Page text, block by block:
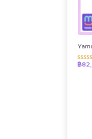
ให้ค
฿